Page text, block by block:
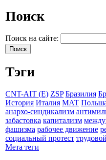
Поиск
Поиск на сайте:
Тэги
CNT-AIT (E) ZSP Бразилия
История Италия МАТ
анархо-синдикализм
забастовка капитализм
фашизма рабочее движение
социальный протест
Мета теги